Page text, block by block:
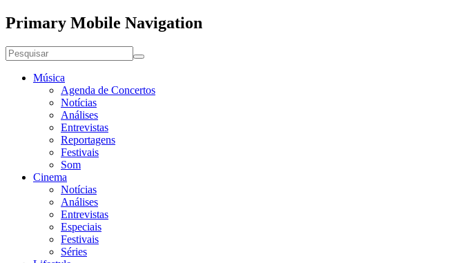
Primary Mobile Navigation
Música
Agenda de Concertos
Notícias
Análises
Entrevistas
Reportagens
Festivais
Som
Cinema
Notícias
Análises
Entrevistas
Especiais
Festivais
Séries